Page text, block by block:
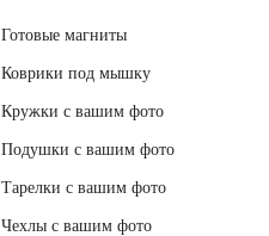
Готовые магниты
Коврики под мышку
Кружки с вашим фото
Подушки с вашим фото
Тарелки с вашим фото
Чехлы с вашим фото